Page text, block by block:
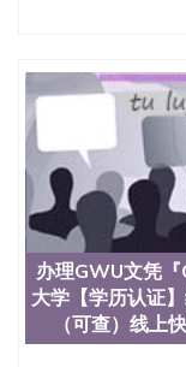
办理GWU文凭
大学【学历认证
（可查）线上